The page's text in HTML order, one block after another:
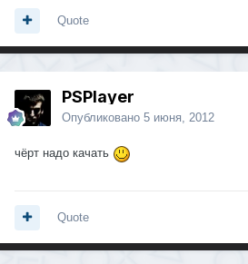
Quote
PSPlayer
Опубликовано 5 июня, 2012
чёрт надо качать
Quote